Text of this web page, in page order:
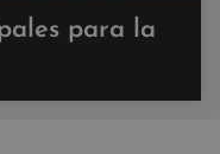
para la